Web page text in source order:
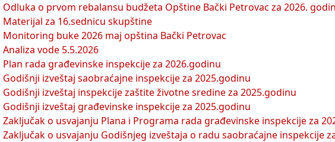
Odluka o prvom rebalansu budžeta Opštine Bački Petrovac za 2026.
Materijal za 16.sednicu skupštine
Monitoring buke 2026 maj opština Bački Petrovac
Analiza vode 5.5.2026
Plan rada građevinske inspekcije za 2026.godinu
Godišnji izveštaj saobraćajne inspekcije za 2025.godinu
Godišnji izveštaj inspekcije zaštite životne sredine za 2025.godinu
Godišnji izveštaj građevinske inspekcije za 2025.godinu
Zaključak o usvajanju Plana i Programa rada građevinske inspekcije za
Zaključak o usvajanju Godišnjeg izveštaja o radu saobraćajne inspekcije